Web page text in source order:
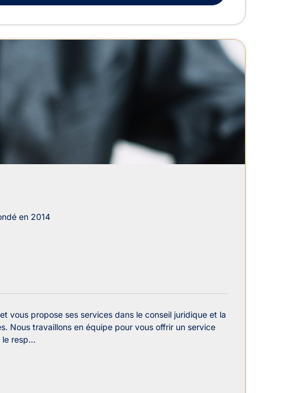
en 2014
vous propose ses services dans le conseil juridique et la
Nous travaillons en équipe pour vous offrir un service
resp...